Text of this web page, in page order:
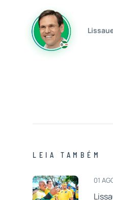
LEIA TAMBÉM
01